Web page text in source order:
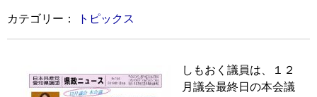
カテゴリー： トピックス
しもおく議員は、１２
月議会最終日の本会議